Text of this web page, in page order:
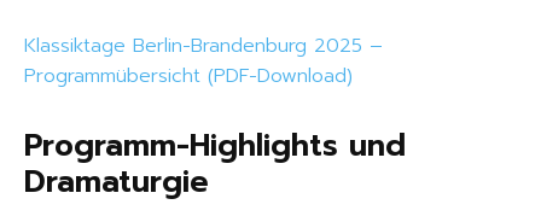
Klassiktage Berlin-Brandenburg 2025 –
Programmübersicht (PDF-Download)
Programm-Highlights und
Dramaturgie